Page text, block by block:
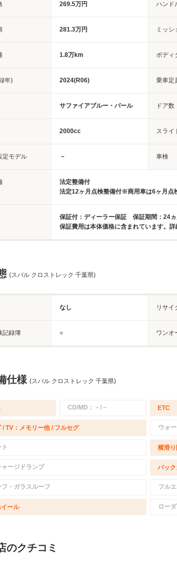
269.5万円 ハンド
281.3万円 ミッシ
1.8万km ボディ
年) 2024(R06) 乗車定
サファイアブルー・パール ドア数
2000cc スライ
定モデル － 車検
法定整備付
法定12ヶ月点検整備付※商用車は6ヶ月点
保証付：ディーラー保証 保証期間：24
保証費用は本体価格に含まれています。
(スバル クロストレック 千葉県)
なし リサイ
記録簿 ○ ワンオ
仕様 (スバル クロストレック 千葉県)
CD/MD：－/－ ETC
/ TV：メモリー他 / フルセグ ウォ
横滑
ャージドランプ バッ
・ガラスルーフ フル
ール ロー
のクチコミ